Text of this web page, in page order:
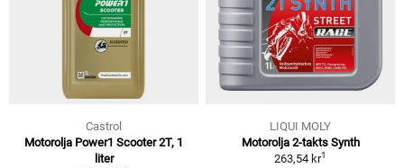
Castrol
Motorolja Power1 Scooter 2T, 1
liter
LIQUI MOLY
Motorolja 2-takts Synth
263,54 kr1